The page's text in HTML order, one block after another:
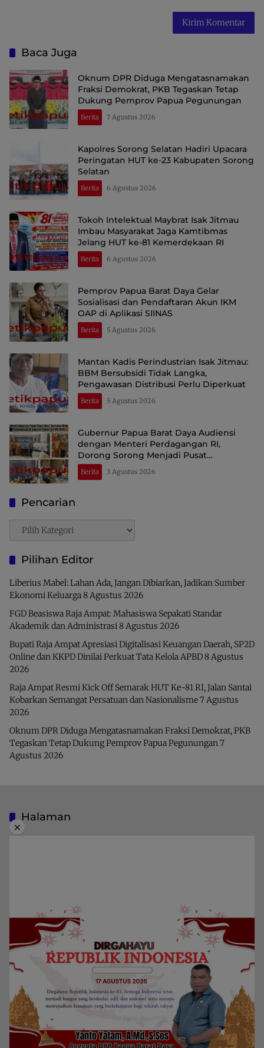
Baca Juga
Oknum DPR Diduga Mengatasnamakan
Fraksi Demokrat, PKB Tegaskan Tetap
Dukung Pemprov Papua Pegunungan
Berita 7 Agustus 2026
Kapolres Sorong Selatan Hadiri Upacara
Peringatan HUT ke-23 Kabupaten Sorong
Selatan
Berita 6 Agustus 2026
Tokoh Intelektual Maybrat Isak Jitmau
Imbau Masyarakat Jaga Kamtibmas
Jelang HUT ke-81 Kemerdekaan RI
Berita 6 Agustus 2026
Pemprov Papua Barat Daya Gelar
Sosialisasi dan Pendaftaran Akun IKM
OAP di Aplikasi SIINAS
Berita 5 Agustus 2026
Mantan Kadis Perindustrian Isak Jitmau:
BBM Bersubsidi Tidak Langka,
Pengawasan Distribusi Perlu Diperkuat
Berita 5 Agustus 2026
Gubernur Papua Barat Daya Audiensi
dengan Menteri Perdagangan RI,
Dorong Sorong Menjadi Pusat
Perdagangan dan Ekspor Kawasan Timur
Indonesia
Berita 3 Agustus 2026
Pencarian
Pencarian
Pilihan Editor
Liberius Mabel: Lahan Ada, Jangan Dibiarkan, Jadikan Sumber
Ekonomi Keluarga 8 Agustus 2026
FGD Beasiswa Raja Ampat: Mahasiswa Sepakati Standar
Akademik dan Administrasi 8 Agustus 2026
Bupati Raja Ampat Apresiasi Digitalisasi Keuangan Daerah, SP2D
Online dan KKPD Dinilai Perkuat Tata Kelola APBD8 Agustus
2026
Raja Ampat Resmi Kick Off Semarak HUT Ke-81 RI, Jalan Santai
Kobarkan Semangat Persatuan dan Nasionalisme7 Agustus
2026
Oknum DPR Diduga Mengatasnamakan Fraksi Demokrat, PKB
Tegaskan Tetap Dukung Pemprov Papua Pegunungan 7
Agustus 2026
Halaman
Kategori
Berita
Home
Papua Barat Daya
×